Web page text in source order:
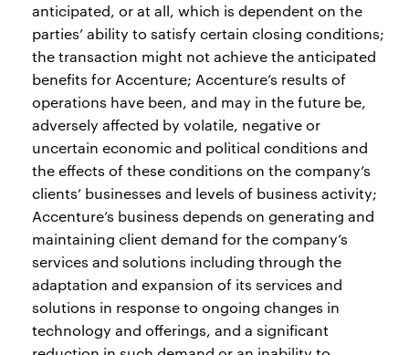
anticipated, or at all, which is dependent on the
parties’ ability to satisfy certain closing conditions;
the transaction might not achieve the anticipated
benefits for Accenture; Accenture’s results of
operations have been, and may in the future be,
adversely affected by volatile, negative or
uncertain economic and political conditions and
the effects of these conditions on the company’s
clients’ businesses and levels of business activity;
Accenture’s business depends on generating and
maintaining client demand for the company’s
services and solutions including through the
adaptation and expansion of its services and
solutions in response to ongoing changes in
technology and offerings, and a significant